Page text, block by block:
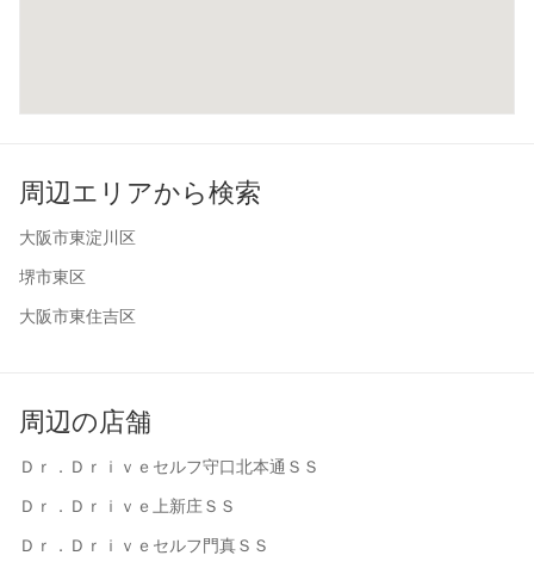
周辺エリアから検索
大阪市東淀川区
堺市東区
大阪市東住吉区
周辺の店舗
Ｄｒ．Ｄｒｉｖｅセルフ守口北本通ＳＳ
Ｄｒ．Ｄｒｉｖｅ上新庄ＳＳ
Ｄｒ．Ｄｒｉｖｅセルフ門真ＳＳ